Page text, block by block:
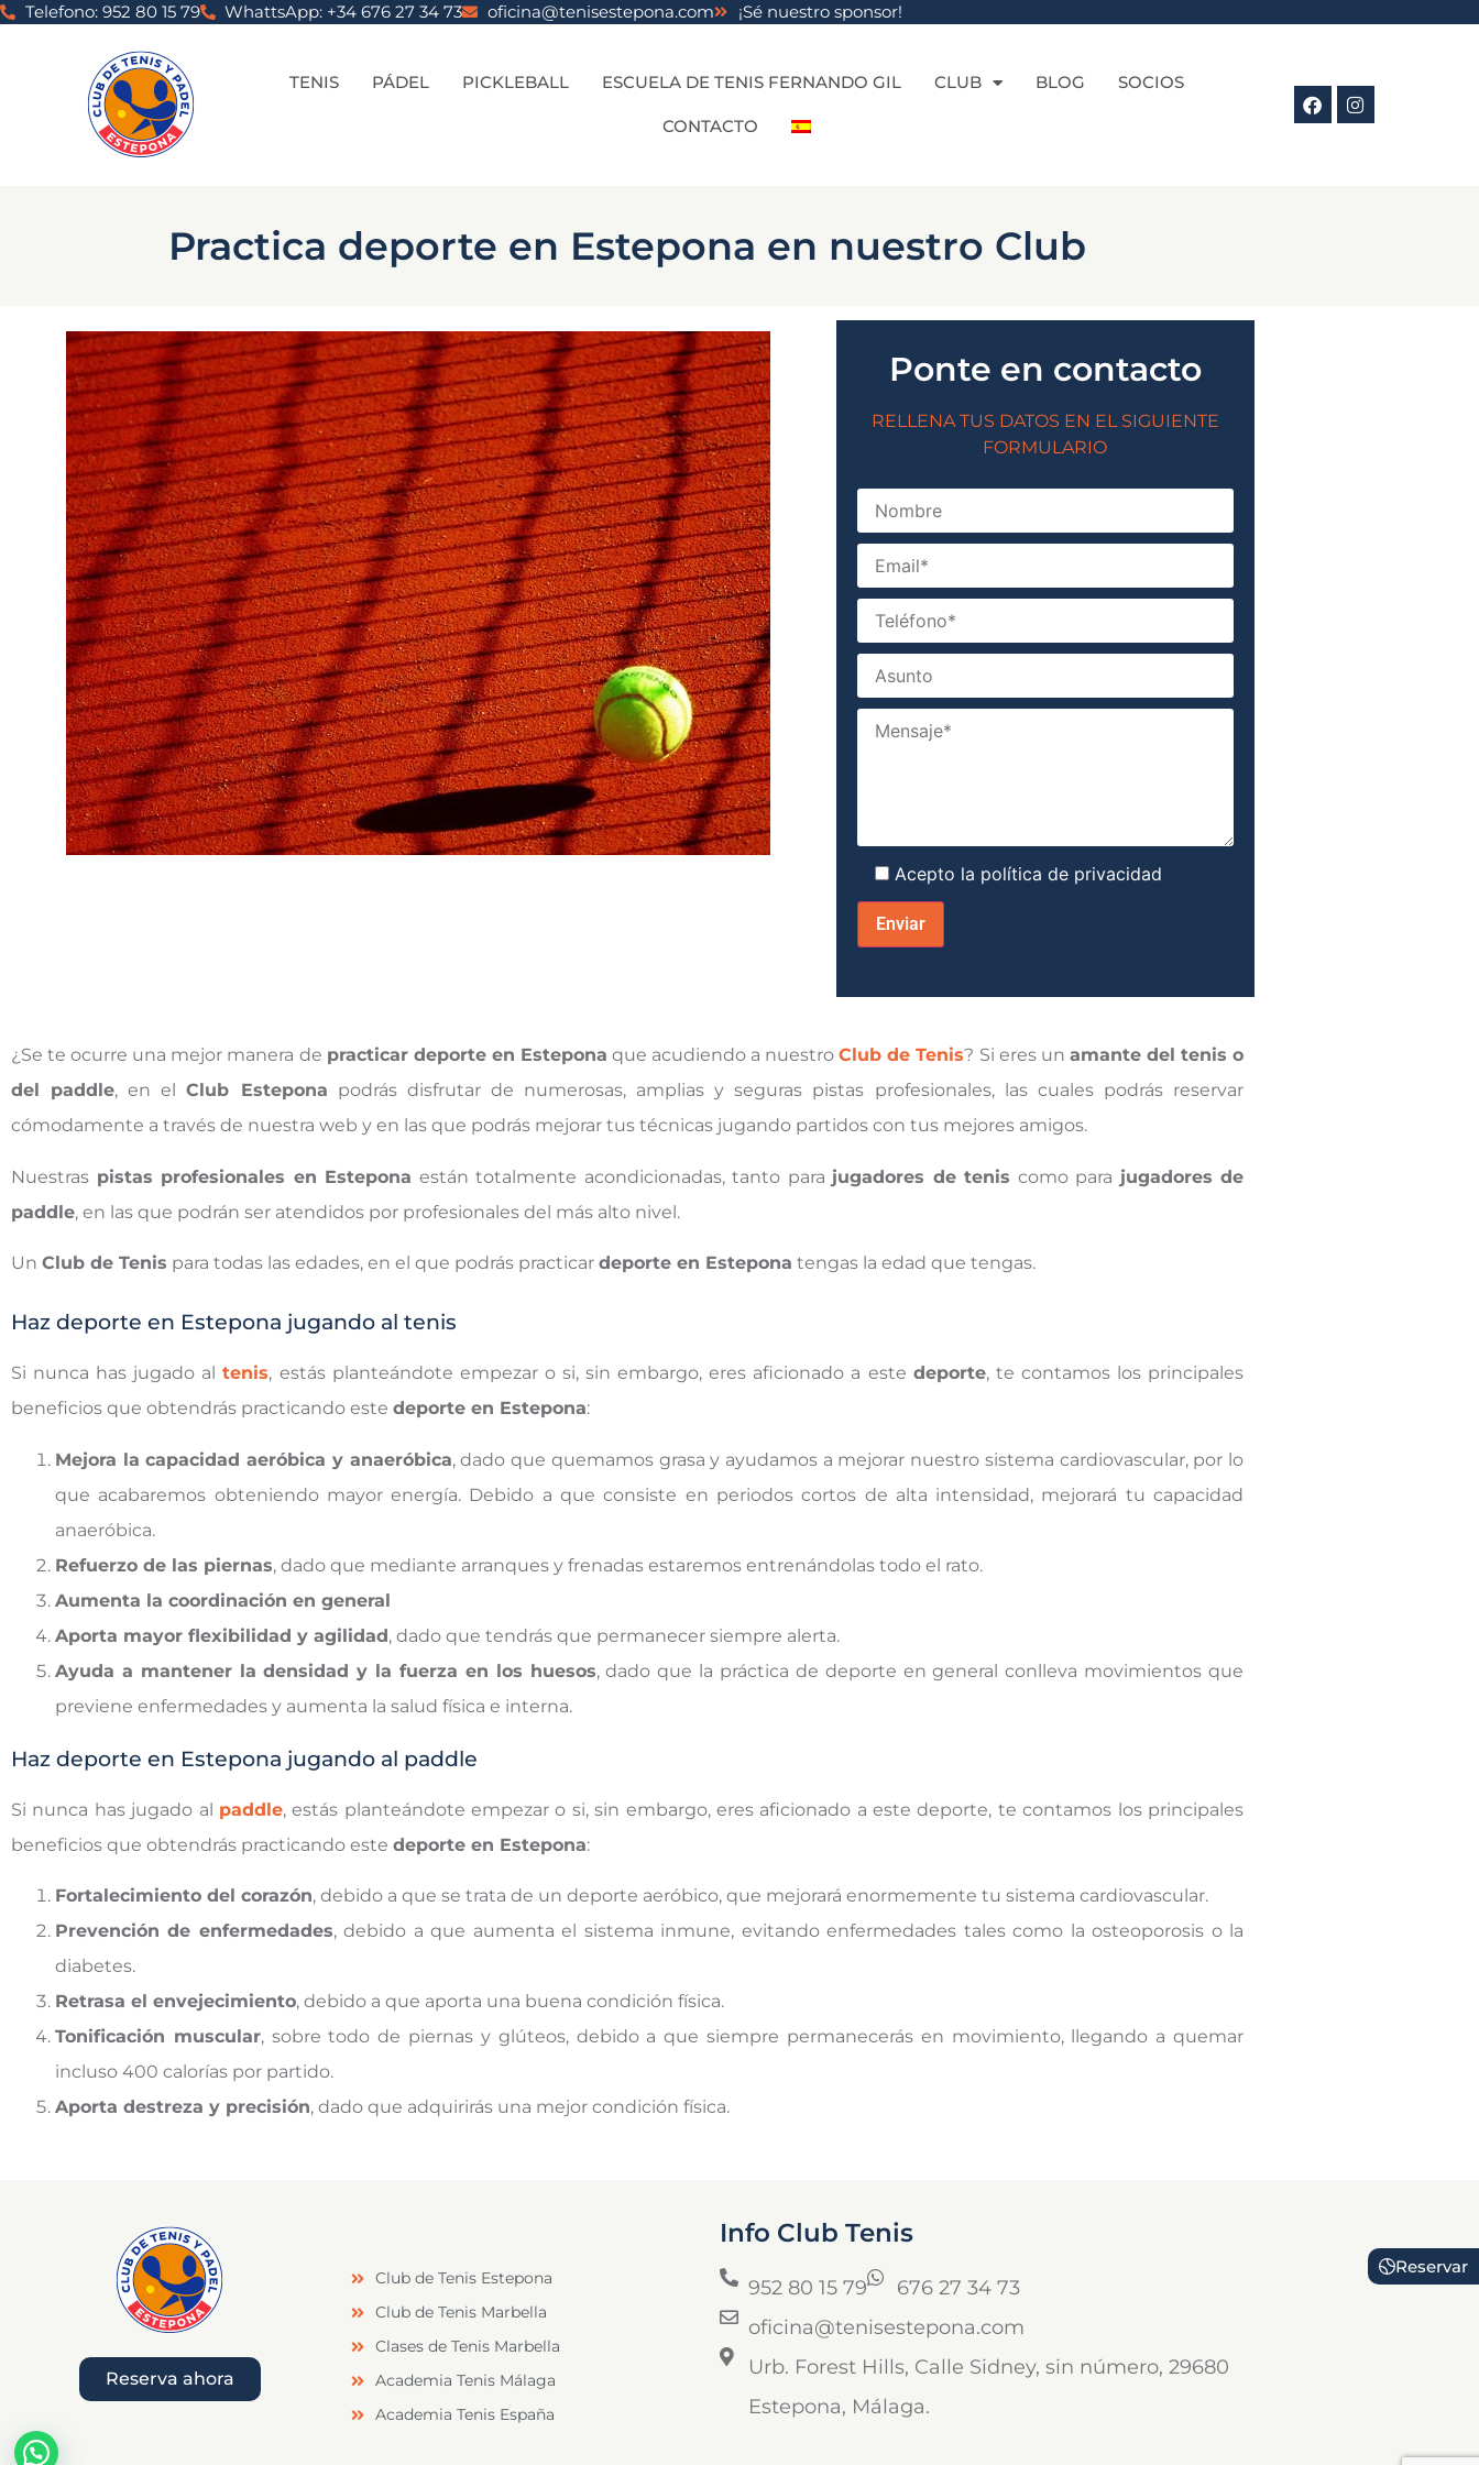
Telefono: 952 80 15 79 WhattsApp: +34 676 27 34 73 oficina@tenisestepona.com ¡Sé nuestro sponsor!
TENIS PÁDEL PICKLEBALL ESCUELA DE TENIS FERNANDO GIL CLUB BLOG SOCIOS
CONTACTO
Practica deporte en Estepona en nuestro Club
Ponte en contacto
RELLENA TUS DATOS EN EL SIGUIENTE
FORMULARIO
Acepto la política de privacidad
¿Se te ocurre una mejor manera de practicar deporte en Estepona que acudiendo a nuestroClub de Tenis? Si eres un amante del tenis o
del paddle, en elClub Estepona podrás disfrutar de numerosas, amplias y seguras pistas profesionales, las cuales podrás reservar
cómodamente a través de nuestra web y en las que podrás mejorar tus técnicas jugando partidos con tus mejores amigos.
Nuestras pistas profesionales en Estepona están totalmente acondicionadas, tanto para jugadores de tenis como para jugadores de
paddle, en las que podrán ser atendidos por profesionales del más alto nivel.
Un Club de Tenis para todas las edades, en el que podrás practicar deporte en Estepona tengas la edad que tengas.
Haz deporte en Estepona jugando al tenis
Si nunca has jugado altenis, estás planteándote empezar o si, sin embargo, eres aficionado a este deporte, te contamos los principales
beneficios que obtendrás practicando este deporte en Estepona:
Mejora la capacidad aeróbica y anaeróbica, dado que quemamos grasa y ayudamos a mejorar nuestro sistema cardiovascular, por lo
que acabaremos obteniendo mayor energía. Debido a que consiste en periodos cortos de alta intensidad, mejorará tu capacidad
anaeróbica.
Refuerzo de las piernas, dado que mediante arranques y frenadas estaremos entrenándolas todo el rato.
Aumenta la coordinación en general
Aporta mayor flexibilidad y agilidad, dado que tendrás que permanecer siempre alerta.
Ayuda a mantener la densidad y la fuerza en los huesos, dado que la práctica de deporte en general conlleva movimientos que
previene enfermedades y aumenta la salud física e interna.
Haz deporte en Estepona jugando al paddle
Si nunca has jugado al paddle, estás planteándote empezar o si, sin embargo, eres aficionado a este deporte, te contamos los principales
beneficios que obtendrás practicando este deporte en Estepona:
Fortalecimiento del corazón, debido a que se trata de un deporte aeróbico, que mejorará enormemente tu sistema cardiovascular.
Prevención de enfermedades, debido a que aumenta el sistema inmune, evitando enfermedades tales como la osteoporosis o la
diabetes.
Retrasa el envejecimiento, debido a que aporta una buena condición física.
Tonificación muscular, sobre todo de piernas y glúteos, debido a que siempre permanecerás en movimiento, llegando a quemar
incluso 400 calorías por partido.
Aporta destreza y precisión, dado que adquirirás una mejor condición física.
Reserva ahora
Reservar
Club de Tenis Estepona
Club de Tenis Marbella
Clases de Tenis Marbella
Academia Tenis Málaga
Academia Tenis España
Info Club Tenis
952 80 15 79
676 27 34 73
oficina@tenisestepona.com
Urb. Forest Hills, Calle Sidney, sin número, 29680
Estepona, Málaga.